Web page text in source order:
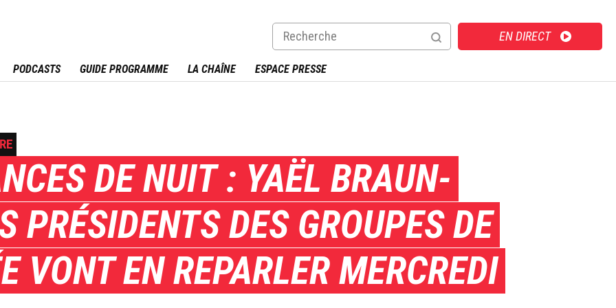
EN DIRECT
PODCASTS GUIDE PROGRAMME LA CHAÎNE ESPACE PRESSE
DE NUIT : YAËL BRAUN-
PRÉSIDENTS DES GROUPES DE
VONT EN REPARLER MERCREDI